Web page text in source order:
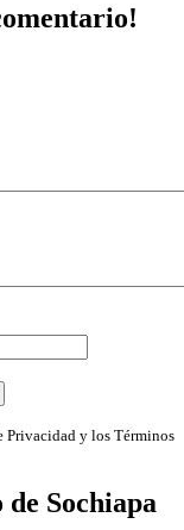
Privacidad y los Términos
de Sochiapa